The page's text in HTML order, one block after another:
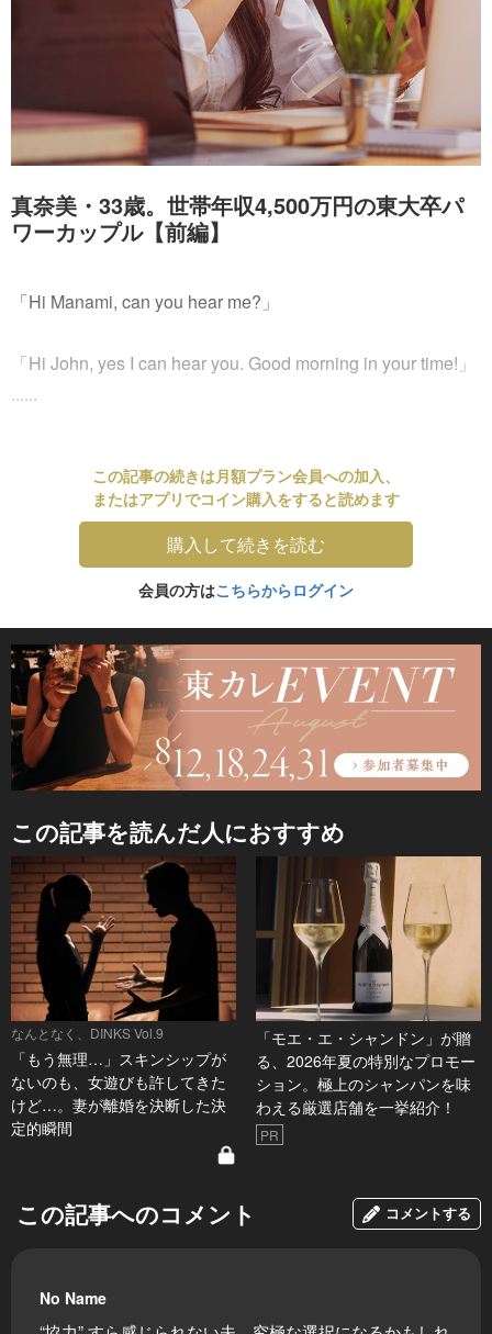
真奈美・33歳。世帯年収4,500万円の東大卒パ
ワーカップル【前編】
「Hi Manami, can you hear me?」
「Hi John, yes I can hear you. Good morning in your time!」
......
この記事の続きは月額プラン会員への加入、
またはアプリでコイン購入をすると読めます
購入して続きを読む
会員の方はこちらからログイン
この記事を読んだ人におすすめ
なんとなく、DINKS Vol.9
「もう無理…」スキンシップが
ないのも、女遊びも許してきた
けど…。妻が離婚を決断した決
定的瞬間
「モエ・エ・シャンドン」が贈
る、2026年夏の特別なプロモー
ション。極上のシャンパンを味
わえる厳選店舗を一挙紹介！
PR
この記事へのコメント コメントする
No Name